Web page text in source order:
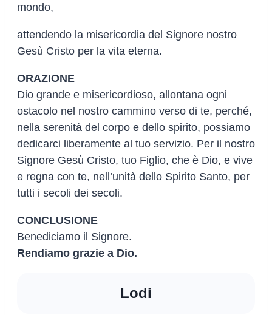
mondo,
attendendo la misericordia del Signore nostro
Gesù Cristo per la vita eterna.
ORAZIONE
Dio grande e misericordioso, allontana ogni
ostacolo nel nostro cammino verso di te, perché,
nella serenità del corpo e dello spirito, possiamo
dedicarci liberamente al tuo servizio. Per il nostro
Signore Gesù Cristo, tuo Figlio, che è Dio, e vive
e regna con te, nell’unità dello Spirito Santo, per
tutti i secoli dei secoli.
CONCLUSIONE
Benediciamo il Signore.
Rendiamo grazie a Dio.
Lodi